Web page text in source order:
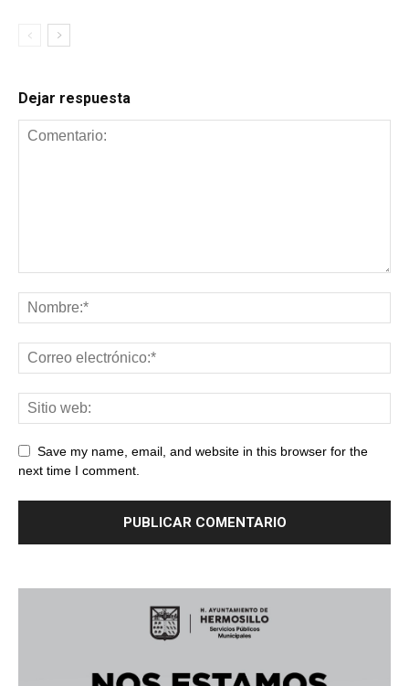
Dejar respuesta
Save my name, email, and website in this browser for the
next time I comment.